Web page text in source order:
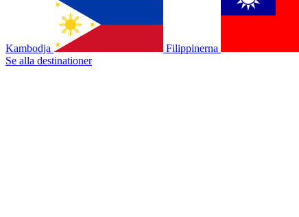
Kambodja Filippinerna
Se alla destinationer